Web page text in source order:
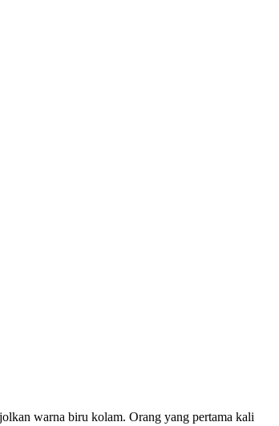
warna biru kolam. Orang yang pertama kali